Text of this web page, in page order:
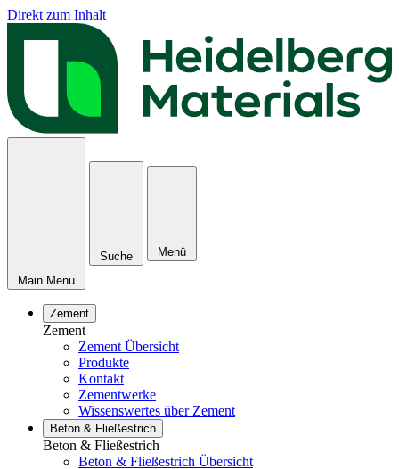
Direkt zum Inhalt
Main Menu
Suche Menü
Zement
Zement
Zement Übersicht
Produkte
Kontakt
Zementwerke
Wissenswertes über Zement
Beton & Fließestrich
Beton & Fließestrich
Beton & Fließestrich Übersicht